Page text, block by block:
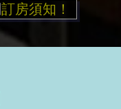
訂房須知！